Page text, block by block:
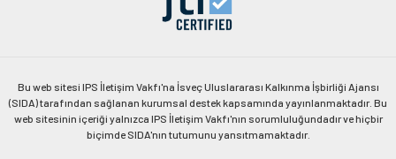
Bu web sitesi IPS İletişim Vakfı'na İsveç Uluslararası Kalkınma İşbirliği Ajansı
(SIDA) tarafından sağlanan kurumsal destek kapsamında yayınlanmaktadır. Bu
web sitesinin içeriği yalnızca IPS İletişim Vakfı'nın sorumluluğundadır ve hiçbir
biçimde SIDA'nın tutumunu yansıtmamaktadır.